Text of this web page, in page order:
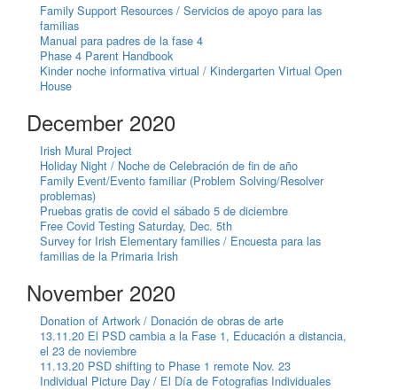
Family Support Resources / Servicios de apoyo para las
familias
Manual para padres de la fase 4
Phase 4 Parent Handbook
Kinder noche informativa virtual / Kindergarten Virtual Open
House
December 2020
Irish Mural Project
Holiday Night / Noche de Celebración de fin de año
Family Event/Evento familiar (Problem Solving/Resolver
problemas)
Pruebas gratis de covid el sábado 5 de diciembre
Free Covid Testing Saturday, Dec. 5th
Survey for Irish Elementary families / Encuesta para las
familias de la Primaria Irish
November 2020
Donation of Artwork / Donación de obras de arte
13.11.20 El PSD cambia a la Fase 1, Educación a distancia,
el 23 de noviembre
11.13.20 PSD shifting to Phase 1 remote Nov. 23
Individual Picture Day / El Día de Fotografias Individuales